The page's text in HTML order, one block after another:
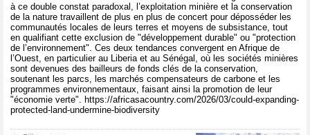
à ce double constat paradoxal, l’exploitation minière et la conservation
de la nature travaillent de plus en plus de concert pour déposséder les
communautés locales de leurs terres et moyens de subsistance, tout
en qualifiant cette exclusion de "développement durable" ou "protection
de l’environnement". Ces deux tendances convergent en Afrique de
l’Ouest, en particulier au Liberia et au Sénégal, où les sociétés minières
sont devenues des bailleurs de fonds clés de la conservation,
soutenant les parcs, les marchés compensateurs de carbone et les
programmes environnementaux, faisant ainsi la promotion de leur
"économie verte". https://africasacountry.com/2026/03/could-expanding-
protected-land-undermine-biodiversity